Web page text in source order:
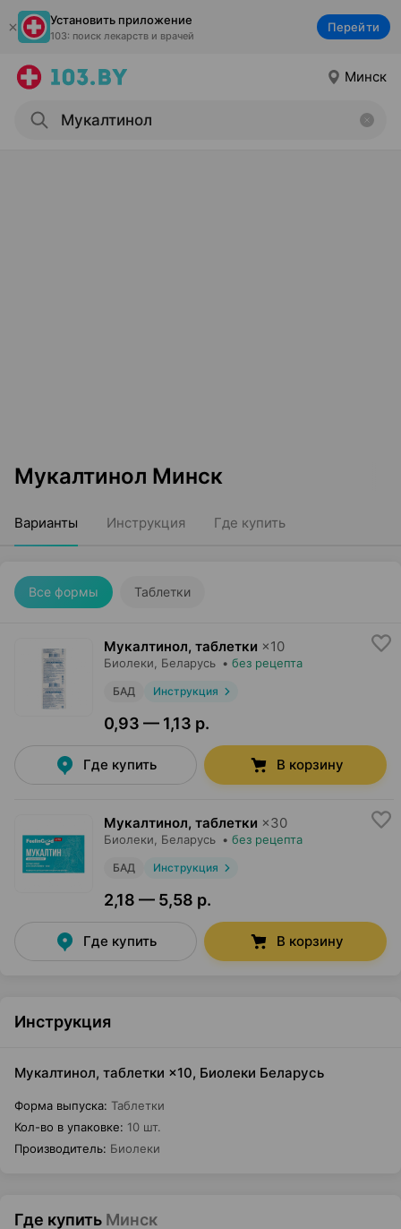
Установить приложение
103: поиск лекарств и врачей
Перейти
Минск
Мукалтинол Минск
Варианты Инструкция Где купить
Все формы Таблетки
Мукалтинол, таблетки ×10
Биолеки , Беларусь • без рецепта
БАД Инструкция
0,93 — 1,13 р.
Где купить В корзину
Мукалтинол, таблетки ×30
Биолеки , Беларусь • без рецепта
БАД Инструкция
2,18 — 5,58 р.
Где купить В корзину
Инструкция
Мукалтинол, таблетки ×10, Биолеки Беларусь
Форма выпуска: Таблетки
Кол-во в упаковке: 10 шт.
Производитель: Биолеки
Где купить Минск